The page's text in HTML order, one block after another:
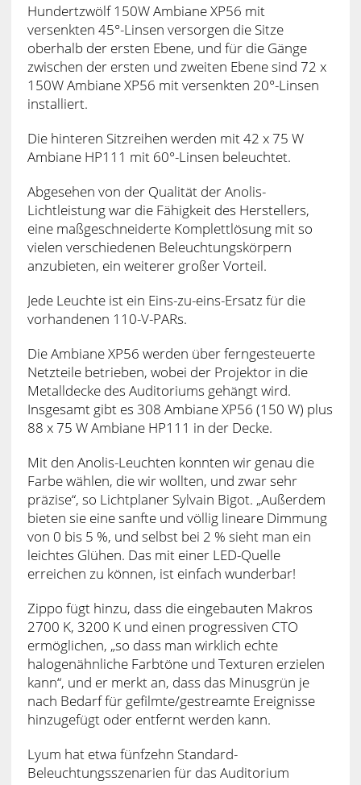
Hundertzwölf 150W Ambiane XP56 mit
versenkten 45°-Linsen versorgen die Sitze
oberhalb der ersten Ebene, und für die Gänge
zwischen der ersten und zweiten Ebene sind 72 x
150W Ambiane XP56 mit versenkten 20°-Linsen
installiert.
Die hinteren Sitzreihen werden mit 42 x 75 W
Ambiane HP111 mit 60°-Linsen beleuchtet.
Abgesehen von der Qualität der Anolis-
Lichtleistung war die Fähigkeit des Herstellers,
eine maßgeschneiderte Komplettlösung mit so
vielen verschiedenen Beleuchtungskörpern
anzubieten, ein weiterer großer Vorteil.
Jede Leuchte ist ein Eins-zu-eins-Ersatz für die
vorhandenen 110-V-PARs.
Die Ambiane XP56 werden über ferngesteuerte
Netzteile betrieben, wobei der Projektor in die
Metalldecke des Auditoriums gehängt wird.
Insgesamt gibt es 308 Ambiane XP56 (150 W) plus
88 x 75 W Ambiane HP111 in der Decke.
Mit den Anolis-Leuchten konnten wir genau die
Farbe wählen, die wir wollten, und zwar sehr
präzise“, so Lichtplaner Sylvain Bigot. „Außerdem
bieten sie eine sanfte und völlig lineare Dimmung
von 0 bis 5 %, und selbst bei 2 % sieht man ein
leichtes Glühen. Das mit einer LED-Quelle
erreichen zu können, ist einfach wunderbar!
Zippo fügt hinzu, dass die eingebauten Makros
2700 K, 3200 K und einen progressiven CTO
ermöglichen, „so dass man wirklich echte
halogenähnliche Farbtöne und Texturen erzielen
kann“, und er merkt an, dass das Minusgrün je
nach Bedarf für gefilmte/gestreamte Ereignisse
hinzugefügt oder entfernt werden kann.
Lyum hat etwa fünfzehn Standard-
Beleuchtungsszenarien für das Auditorium